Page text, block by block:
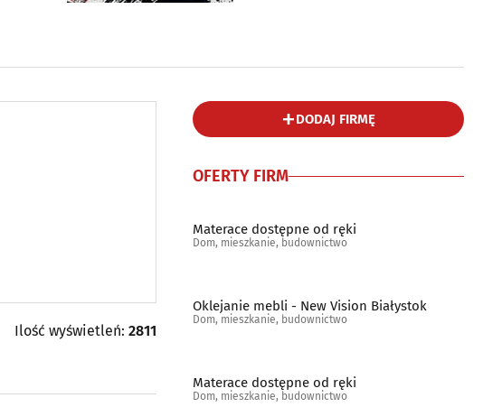
Ilość wyświetleń: 2811
DODAJ FIRMĘ
OFERTY FIRM
Materace dostępne od ręki
Dom, mieszkanie, budownictwo
Oklejanie mebli - New Vision Białystok
Dom, mieszkanie, budownictwo
Materace dostępne od ręki
Dom, mieszkanie, budownictwo